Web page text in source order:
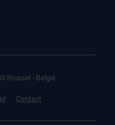
Brussel - België
Contact